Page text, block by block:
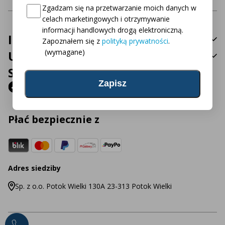
Informacje
Usługa
Social Media
Płać bezpiecznie z
Adres siedziby
Sp. z o.o. Potok Wielki 130A 23-313 Potok Wielki
Consent (wymagane)
Zgadzam się na przetwarzanie moich danych w
celach marketingowych i otrzymywanie
informacji handlowych drogą elektroniczną.
Zapoznałem się z polityką prywatności.
(wymagane)